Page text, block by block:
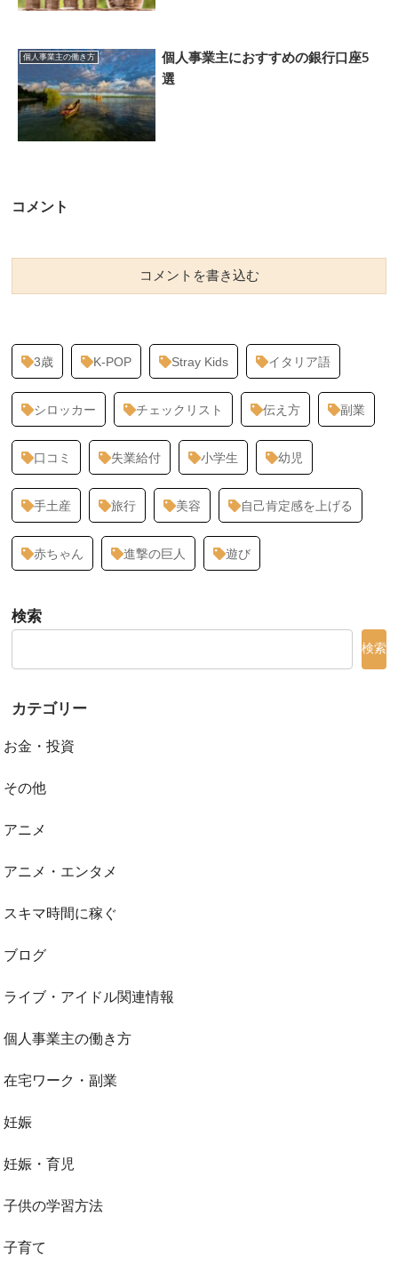
個人事業主の働き方
個人事業主におすすめの銀行口座5
選
コメント
コメントを書き込む
3歳 K-POP Stray Kids イタリア語
シロッカー チェックリスト 伝え方 副業
口コミ 失業給付 小学生 幼児
手土産 旅行 美容 自己肯定感を上げる
赤ちゃん 進撃の巨人 遊び
検索
検索
カテゴリー
お金・投資
その他
アニメ
アニメ・エンタメ
スキマ時間に稼ぐ
ブログ
ライブ・アイドル関連情報
個人事業主の働き方
在宅ワーク・副業
妊娠
妊娠・育児
子供の学習方法
子育て